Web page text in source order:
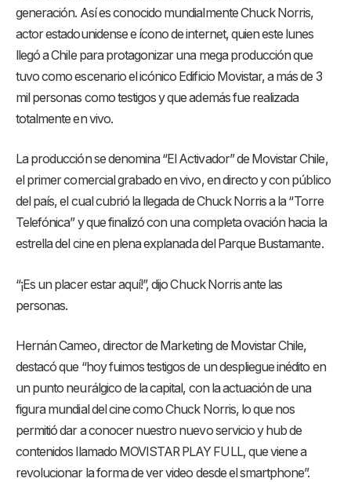
generación. Así es conocido mundialmente Chuck Norris,
actor estadounidense e ícono de internet, quien este lunes
llegó a Chile para protagonizar una mega producción que
tuvo como escenario el icónico Edificio Movistar, a más de 3
mil personas como testigos y que además fue realizada
totalmente en vivo.
La producción se denomina “El Activador” de Movistar Chile,
el primer comercial grabado en vivo, en directo y con público
del país, el cual cubrió la llegada de Chuck Norris a la “Torre
Telefónica” y que finalizó con una completa ovación hacia la
estrella del cine en plena explanada del Parque Bustamante.
“¡Es un placer estar aquí!”, dijo Chuck Norris ante las
personas.
Hernán Cameo, director de Marketing de Movistar Chile,
destacó que “hoy fuimos testigos de un despliegue inédito en
un punto neurálgico de la capital, con la actuación de una
figura mundial del cine como Chuck Norris, lo que nos
permitió dar a conocer nuestro nuevo servicio y hub de
contenidos llamado MOVISTAR PLAY FULL, que viene a
revolucionar la forma de ver video desde el smartphone”.